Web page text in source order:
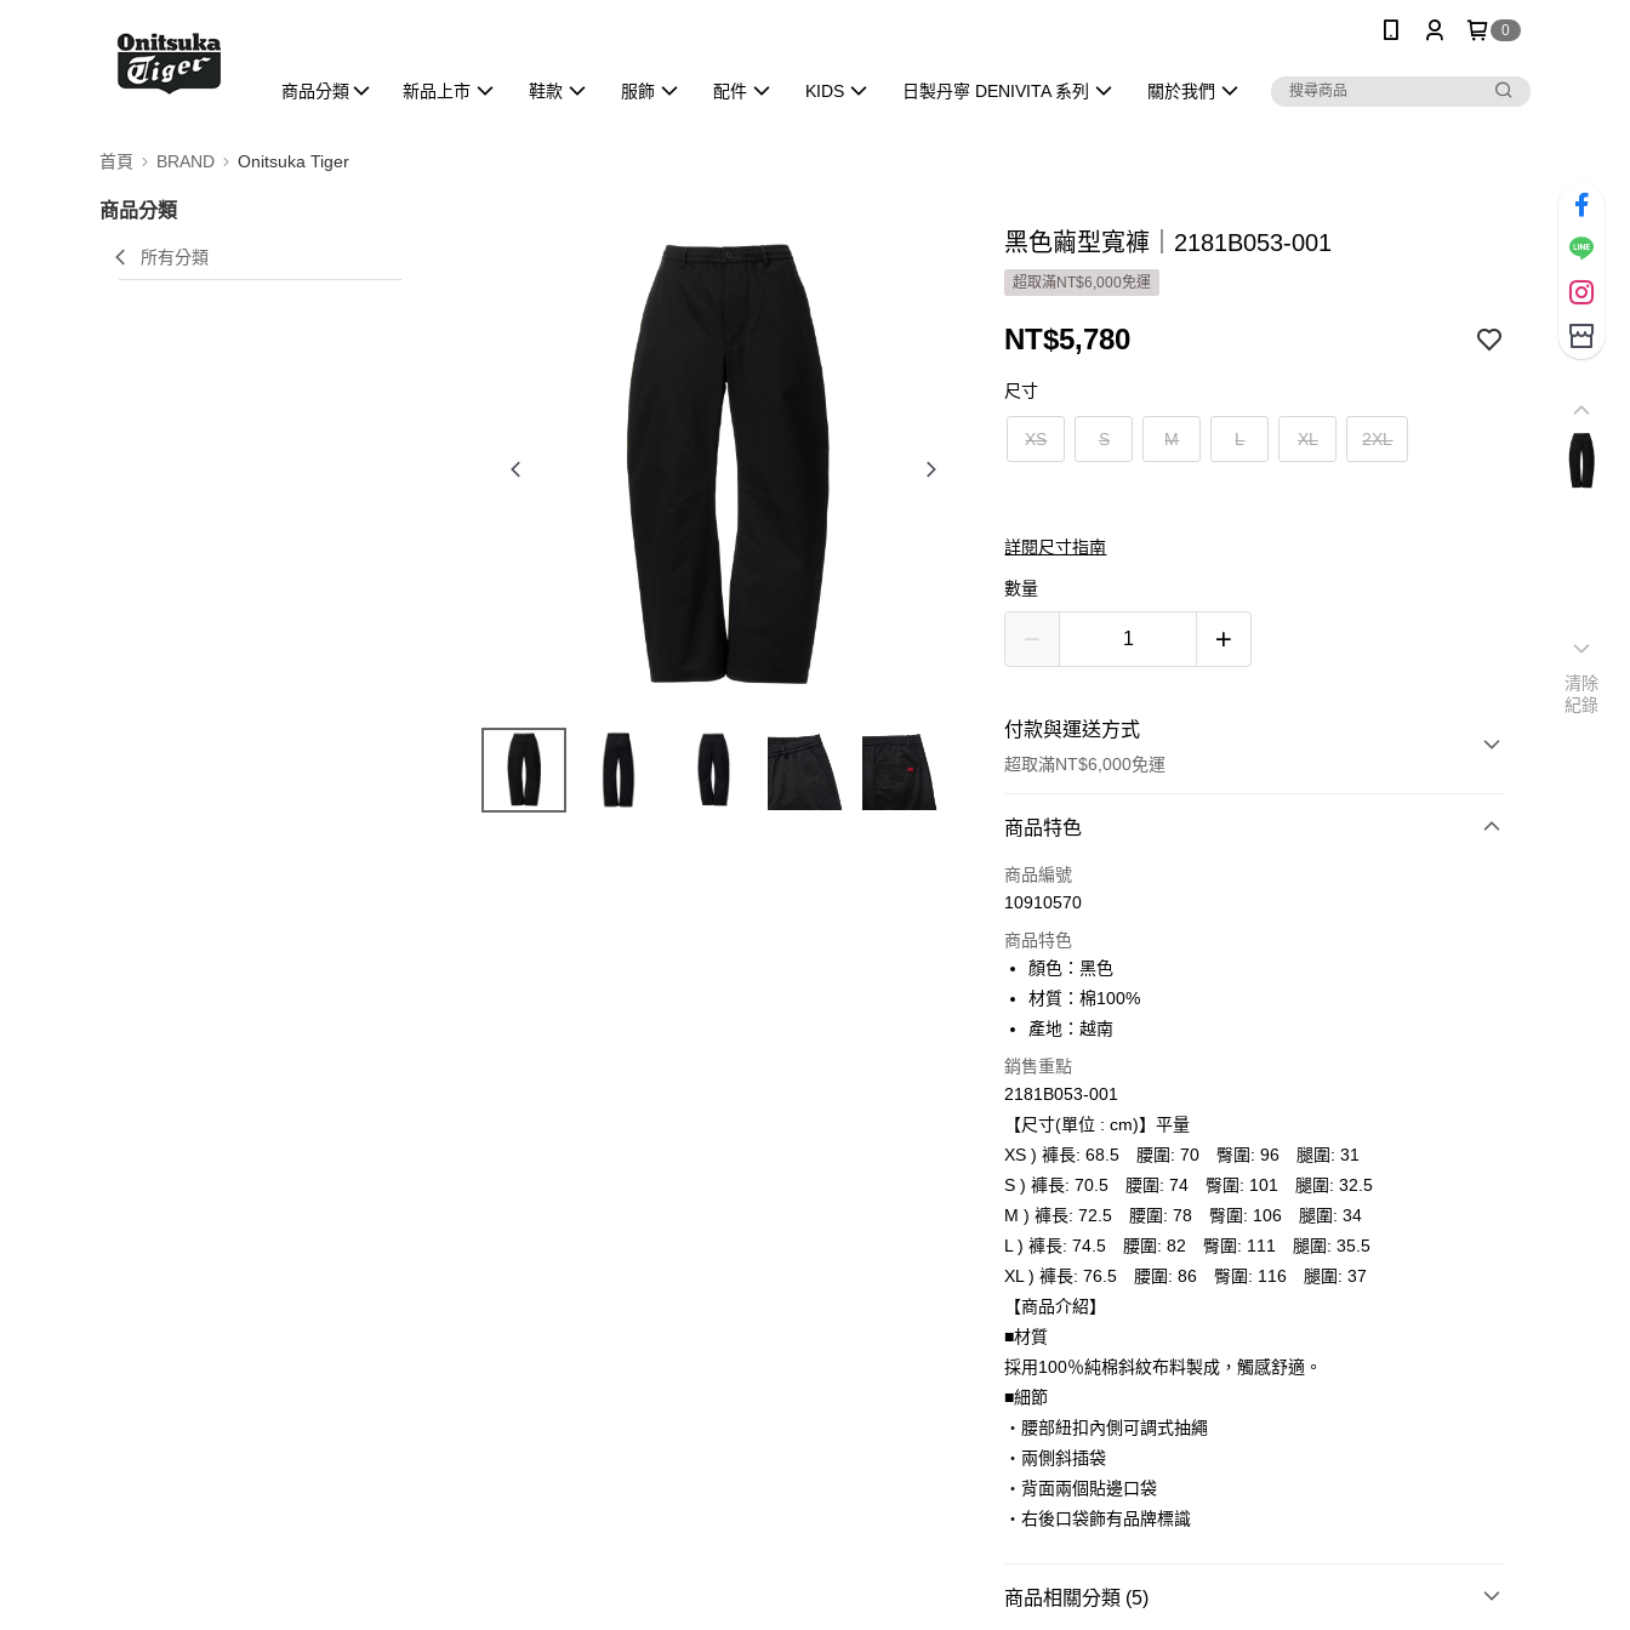
0
商品分類 新品上市 鞋款 服飾 配件 KIDS 日製丹寧 DENIVITA 系列 關於我們
首頁 BRAND Onitsuka Tiger
商品分類
所有分類
黑色繭型寬褲｜2181B053-001
超取滿NT$6,000免運
NT$5,780
尺寸
XS S M L XL 2XL
詳閱尺寸指南
數量
付款與運送方式
超取滿NT$6,000免運
付款方式
信用卡一次付款
LINE Pay
Apple Pay
運送方式
全家取貨付款
每筆NT$80，滿NT$6,000(含以上)免運費
付款後全家取貨
每筆NT$80，滿NT$6,000(含以上)免運費
萊爾富取貨付款
每筆NT$80，滿NT$6,000(含以上)免運費
付款後萊爾富取貨
每筆NT$80，滿NT$6,000(含以上)免運費
7-11取貨付款
每筆NT$80，滿NT$6,000(含以上)免運費
每筆NT$80，滿NT$6,000(含以上)免運費
商品特色
商品編號
10910570
商品特色
顏色：黑色
材質：棉100%
產地：越南
銷售重點
2181B053-001
【尺寸(單位 : cm)】平量
XS ) 褲長: 68.5 腰圍: 70 臀圍: 96 腿圍: 31
S ) 褲長: 70.5 腰圍: 74 臀圍: 101 腿圍: 32.5
M ) 褲長: 72.5 腰圍: 78 臀圍: 106 腿圍: 34
L ) 褲長: 74.5 腰圍: 82 臀圍: 111 腿圍: 35.5
XL ) 褲長: 76.5 腰圍: 86 臀圍: 116 腿圍: 37
【商品介紹】
■材質
採用100％純棉斜紋布料製成，觸感舒適。
■細節
・腰部紐扣內側可調式抽繩
・兩側斜插袋
・背面兩個貼邊口袋
・右後口袋飾有品牌標識
商品相關分類 (5)
清除
紀錄